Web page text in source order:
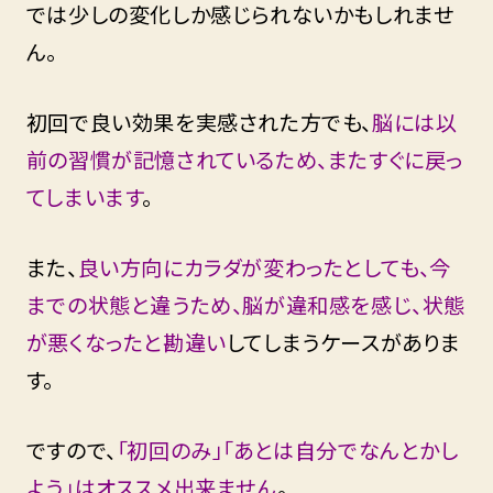
では少しの変化しか感じられないかもしれませ
ん。
初回で良い効果を実感された方でも、脳には以
前の習慣が記憶されているため、またすぐに戻っ
てしまいます。
また、良い方向にカラダが変わったとしても、今
までの状態と違うため、脳が違和感を感じ、状態
が悪くなったと勘違いしてしまうケースがありま
す。
ですので、 「初回のみ」「あとは自分でなんとかし